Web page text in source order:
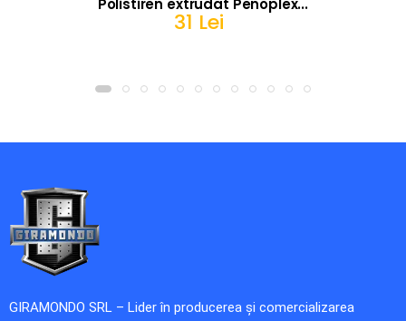
Polistiren extrudat Penoplex...
31 Lei
GIRAMONDO SRL – Lider în producerea și comercializarea